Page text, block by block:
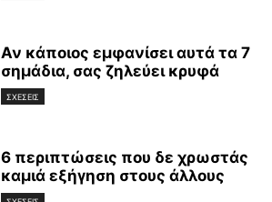
Αν κάποιος εμφανίσει αυτά τα 7
σημάδια, σας ζηλεύει κρυφά
ΣΧΕΣΕΙΣ
6 περιπτώσεις που δε χρωστάς
καμιά εξήγηση στους άλλους